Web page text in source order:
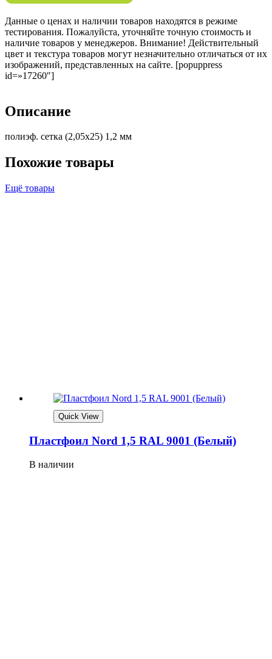
Данные о ценах и наличии товаров находятся в режиме
тестирования. Пожалуйста, уточняйте точную стоимость и
наличие товаров у менеджеров. Внимание! Действительный
цвет и текстура товаров могут незначительно отличаться от их
изображений, представленных на сайте. [popuppress
id=»17260″]
Описание
полиэф. сетка (2,05х25) 1,2 мм
Похожие товары
Ещё товары
Quick View
Плaстфoил Nord 1,5 RAL 9001 (Бeлый)
В наличии